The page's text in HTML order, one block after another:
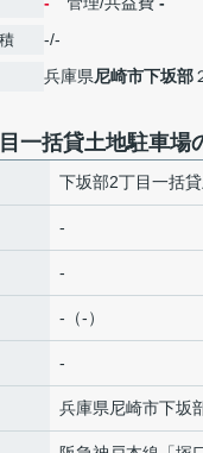
-/-
兵庫県尼崎市下坂部
一括貸土地駐車場
下坂部2丁目一括
-
-
-（-）
-
兵庫県尼崎市下坂